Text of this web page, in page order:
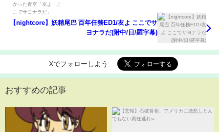
【nightcore】妖精尾巴 百年任務ED1/友よ ここでサ
ヨナラだ(附中/日/羅字幕)
Xでフォローしよう
おすすめの記事